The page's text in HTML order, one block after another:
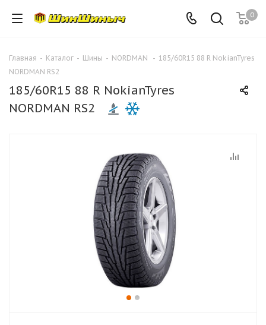
0
Главная - Каталог - Шины - NORDMAN - 185/60R15 88 R NokianTyres
NORDMAN RS2
185/60R15 88 R NokianTyres
NORDMAN RS2